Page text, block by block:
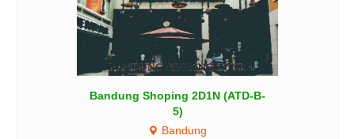
Bandung Shoping 2D1N (ATD-B-
5)
Bandung